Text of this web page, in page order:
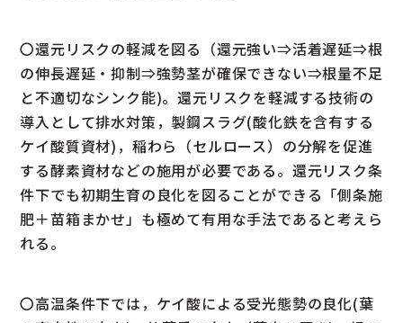
〇還元リスクの軽減を図る（還元強い⇒活着遅延⇒根
の伸長遅延・抑制⇒強勢茎が確保できない⇒根量不足
と不適切なシンク能)。還元リスクを軽減する技術の
導入として排水対策，製鋼スラグ(酸化鉄を含有する
ケイ酸質資材)，稲わら（セルロース）の分解を促進
する酵素資材などの施用が必要である。還元リスク条
件下でも初期生育の良化を図ることができる「側条施
肥＋苗箱まかせ」も極めて有用な手法であると考えら
れる。
〇高温条件下では，ケイ酸による受光態勢の良化(葉